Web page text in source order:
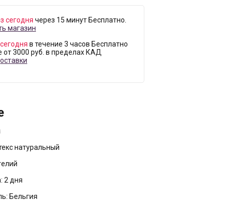
сегодня через 15 минут Бесплатно.
магазин
в течение 3 часов Бесплатно
от 3000 руб. в пределах КАД
натуральный
2 дня
Бельгия